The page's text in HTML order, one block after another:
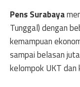
Pens Surabaya
Tunggal) dengan
kemampuan
sampai belasan
kelompok UKT dan